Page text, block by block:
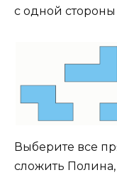
с одной
Выберите все
сложить